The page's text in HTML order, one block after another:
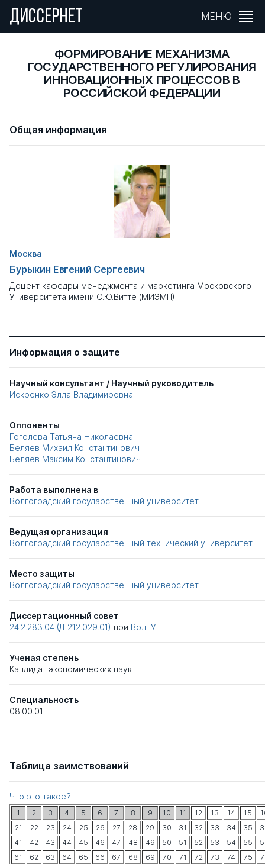
ДИССЕРНЕТ МЕНЮ
ФОРМИРОВАНИЕ МЕХАНИЗМА
ГОСУДАРСТВЕННОГО РЕГУЛИРОВАНИЯ
ИННОВАЦИОННЫХ ПРОЦЕССОВ В
РОССИЙСКОЙ ФЕДЕРАЦИИ
Общая информация
Москва
Бурыкин Евгений Сергеевич
Доцент кафедры менеджмента и маркетинга Московского
Университета имени С.Ю.Витте (МИЭМП)
Информация о защите
Научный консультант / Научный руководитель
Искренко Элла Владимировна
Оппоненты
Гоголева Татьяна Николаевна
Беляев Михаил Константинович
Беляев Максим Константинович
Работа выполнена в
Волгоградский государственный университет
Ведущая организация
Волгоградский государственный технический университет
Место защиты
Волгоградский государственный университет
Диссертационный совет
24.2.283.04 (Д 212.029.01) при ВолГУ
Ученая степень
Кандидат экономических наук
Специальность
08.00.01
Таблица заимствований
Что это такое?
1 2 3 4 5 6 7 8 9 10 11 12 13 14 15
21
22 23 24 25 26 27 28 29 30 31 32 33 34 35
41
42 43 44 45 46 47 48 49 50 51 52 53 54 55
61
62 63 64 65 66 67 68 69 70 71 72 73 74 75